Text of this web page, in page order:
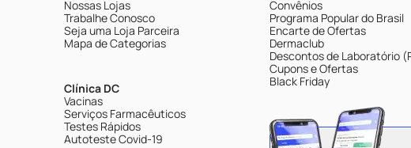
Nossas Lojas
Trabalhe Conosco
Seja uma Loja Parceira
Mapa de Categorias
Clínica DC
Vacinas
Serviços Farmacêuticos
Testes Rápidos
Autoteste Covid-19
Convênios
Programa Popular do Brasil
Encarte de Ofertas
Dermaclub
Descontos de Laboratório
Cupons e Ofertas
Black Friday